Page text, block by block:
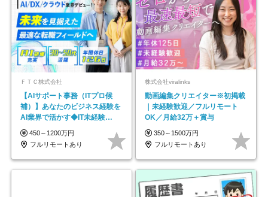
ＦＴＣ株式会社
【AIサポート事務（ITプロ候
補）】あなたのビジネス経験を
AI業界で活かす◆IT未経験
OK◆目指せるコンサル
450～1200万円
フルリモートあり
株式会社viralinks
動画編集クリエイター※初掲載
｜未経験歓迎／フルリモート
OK／月給32万＋賞与
350～1500万円
フルリモートあり